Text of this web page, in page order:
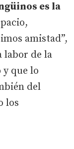
es la
amistad”,
labor de la
y que lo
del
los